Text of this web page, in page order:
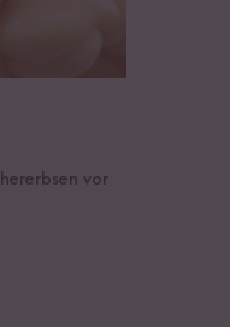
vor